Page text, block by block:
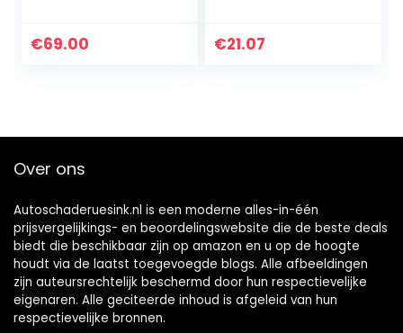
MX808/MK808BT/
€69.00
inspectiecamera,
€21.07
Over ons
Autoschaderuesink.nl is een moderne alles-in-één
prijsvergelijkings- en beoordelingswebsite die de beste deals
biedt die beschikbaar zijn op amazon en u op de hoogte
houdt via de laatst toegevoegde blogs. Alle afbeeldingen
zijn auteursrechtelijk beschermd door hun respectievelijke
eigenaren. Alle geciteerde inhoud is afgeleid van hun
respectievelijke bronnen.